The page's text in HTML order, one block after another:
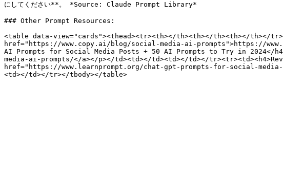
にしてください**。 *Source: Claude Prompt Library*
### Other Prompt Resources:
<table data-view="cards"><thead><tr><th></th><th></th><th></th></
href="https://www.copy.ai/blog/social-media-ai-prompts">https://
AI Prompts for Social Media Posts + 50 AI Prompts to Try in
media-ai-prompts/</a></p></td><td></td><td></td></
href="https://www.learnprompt.org/chat-gpt-prompts-for-social-